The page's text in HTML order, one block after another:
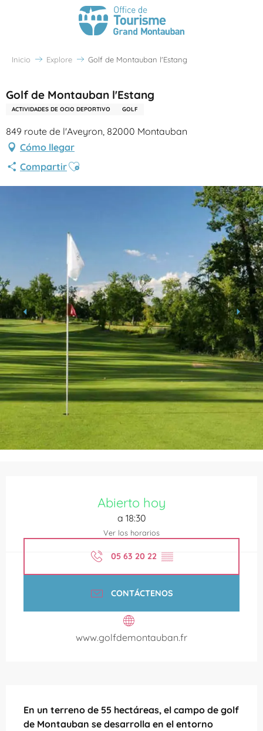
Inicio Explore Golf de Montauban l'Estang
Golf de Montauban l'Estang
ACTIVIDADES DE OCIO DEPORTIVO GOLF
849 route de l'Aveyron, 82000 Montauban
Cómo llegar
CompartirAjouter aux favoris
Abierto hoy
a 18:30
Ver los horarios
05 63 20 22 ▒▒
CONTÁCTENOS
www.golfdemontauban.fr
En un terreno de 55 hectáreas, el campo de golf
de Montauban se desarrolla en el entorno